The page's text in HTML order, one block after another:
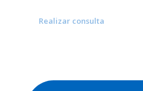
Realizar consulta